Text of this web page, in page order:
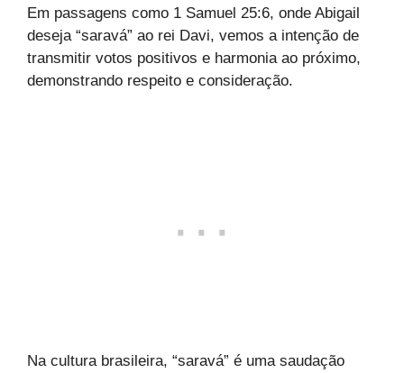
Em passagens como 1 Samuel 25:6, onde Abigail
deseja “saravá” ao rei Davi, vemos a intenção de
transmitir votos positivos e harmonia ao próximo,
demonstrando respeito e consideração.
Na cultura brasileira, “saravá” é uma saudação